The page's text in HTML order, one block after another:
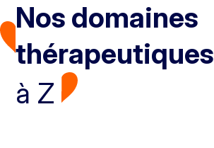
Nos domaines
thérapeutiques
à Z